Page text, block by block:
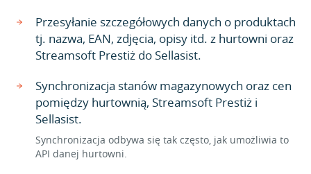
Przesyłanie szczegółowych danych o produktach
tj. nazwa, EAN, zdjęcia, opisy itd. z hurtowni oraz
Streamsoft Prestiż do Sellasist.
Synchronizacja stanów magazynowych oraz cen
pomiędzy hurtownią, Streamsoft Prestiż i
Sellasist.
Synchronizacja odbywa się tak często, jak umożliwia to
API danej hurtowni.